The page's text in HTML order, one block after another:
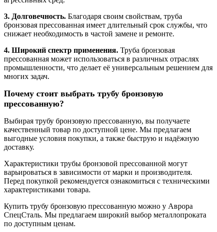
3. Долговечность. Благодаря своим свойствам, труба
бронзовая прессованная имеет длительный срок службы, что
снижает необходимость в частой замене и ремонте.
4. Широкий спектр применения. Труба бронзовая
прессованная может использоваться в различных отраслях
промышленности, что делает её универсальным решением для
многих задач.
Почему стоит выбрать трубу бронзовую
прессованную?
Выбирая трубу бронзовую прессованную, вы получаете
качественный товар по доступной цене. Мы предлагаем
выгодные условия покупки, а также быструю и надёжную
доставку.
Характеристики трубы бронзовой прессованной могут
варьироваться в зависимости от марки и производителя.
Перед покупкой рекомендуется ознакомиться с техническими
характеристиками товара.
Купить трубу бронзовую прессованную можно у Аврора
СпецСталь. Мы предлагаем широкий выбор металлопроката
по доступным ценам.